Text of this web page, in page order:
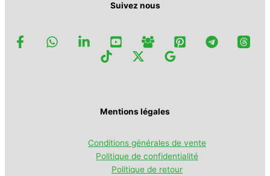
Suivez nous
Mentions légales
Conditions générales de vente
Politique de confidentialité
Politique de retour